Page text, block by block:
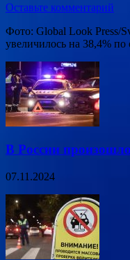
Оставьте комментарий
Фото: Global Look Press/
увеличилось на 38,4%
В России
07.11.2024